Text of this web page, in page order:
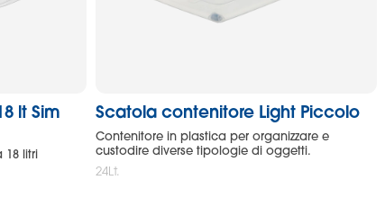
lt Sim
litri
Scatola contenitore Light Piccolo
Contenitore in plastica per organizzare e
custodire diverse tipologie di oggetti.
24Lt.